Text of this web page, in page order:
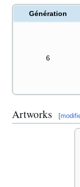
Génération
6
Artworks [